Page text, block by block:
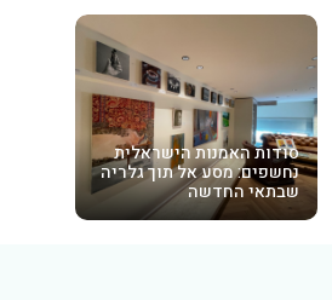
סודות האמנות הישראלית
נחשפים: מסע אל תוך גלריה
שבתאי החדשה